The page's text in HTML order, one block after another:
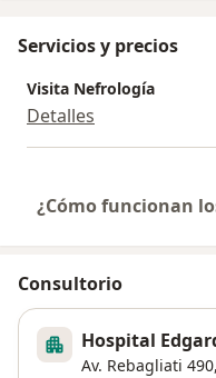
Servicios y precios
Visita Nefrología
Detalles
¿Cómo funcionan
Consultorio
Hospital
Av. Rebagliati 490,